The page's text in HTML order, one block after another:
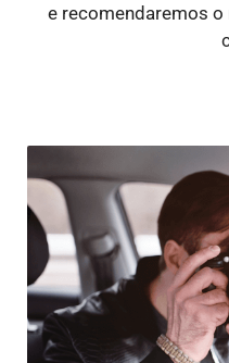
e recomendaremos